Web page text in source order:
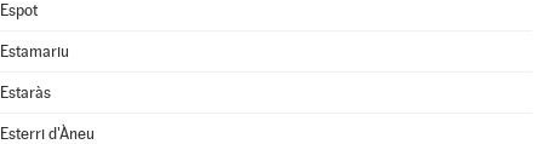
Espot
Estamariu
Estaràs
Esterri d'Àneu